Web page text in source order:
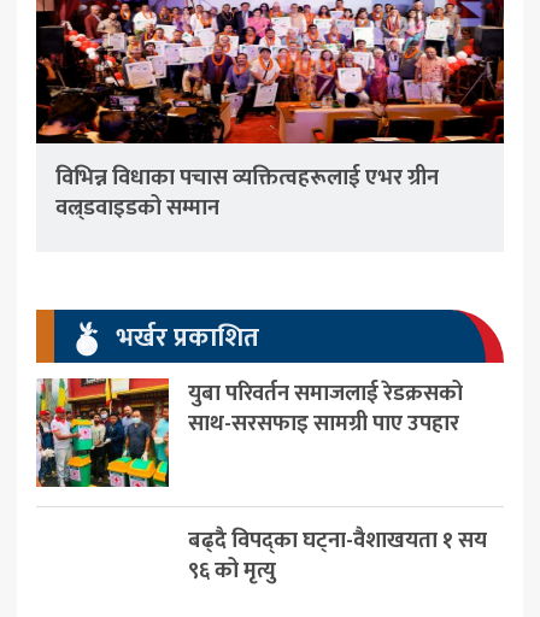
विभिन्न विधाका पचास व्यक्तित्वहरूलाई एभर ग्रीन
वल्र्डवाइडको सम्मान
भर्खर प्रकाशित
युबा परिवर्तन समाजलाई रेडक्रसको
साथ-सरसफाइ सामग्री पाए उपहार
बढ्दै विपद्का घट्ना-वैशाखयता १ सय
९६ को मृत्यु